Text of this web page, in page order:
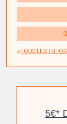
TOUS LES